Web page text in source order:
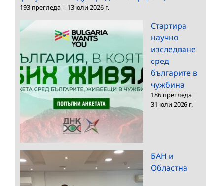
193 прегледа | 13 юли 2026 г.
Стартира
научно
изследване
сред
българите в
чужбина
186 прегледа |
31 юли 2026 г.
БАН и
Областна